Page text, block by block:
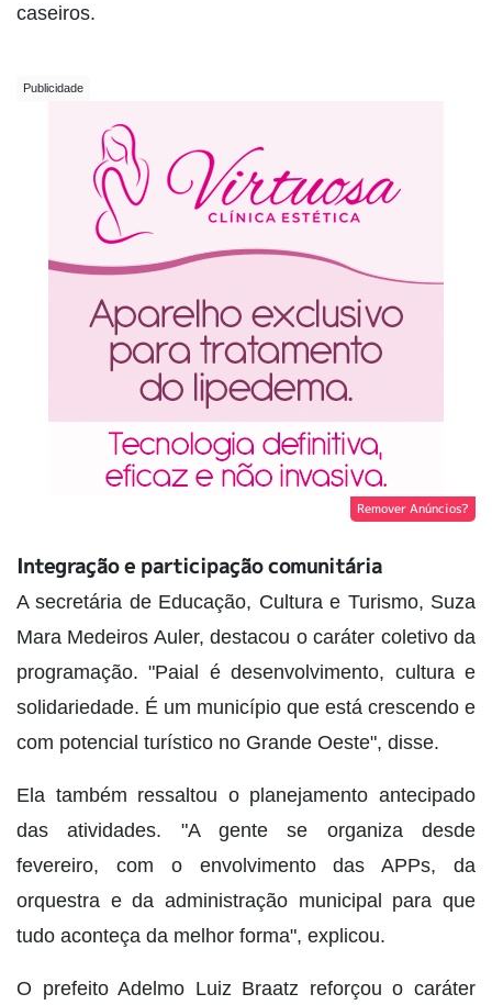
caseiros.
Remover Anúncios?
Integração e participação comunitária
A secretária de Educação, Cultura e Turismo, Suza
Mara Medeiros Auler, destacou o caráter coletivo da
programação. "Paial é desenvolvimento, cultura e
solidariedade. É um município que está crescendo e
com potencial turístico no Grande Oeste", disse.
Ela também ressaltou o planejamento antecipado
das atividades. "A gente se organiza desde
fevereiro, com o envolvimento das APPs, da
orquestra e da administração municipal para que
tudo aconteça da melhor forma", explicou.
O prefeito Adelmo Luiz Braatz reforçou o caráter